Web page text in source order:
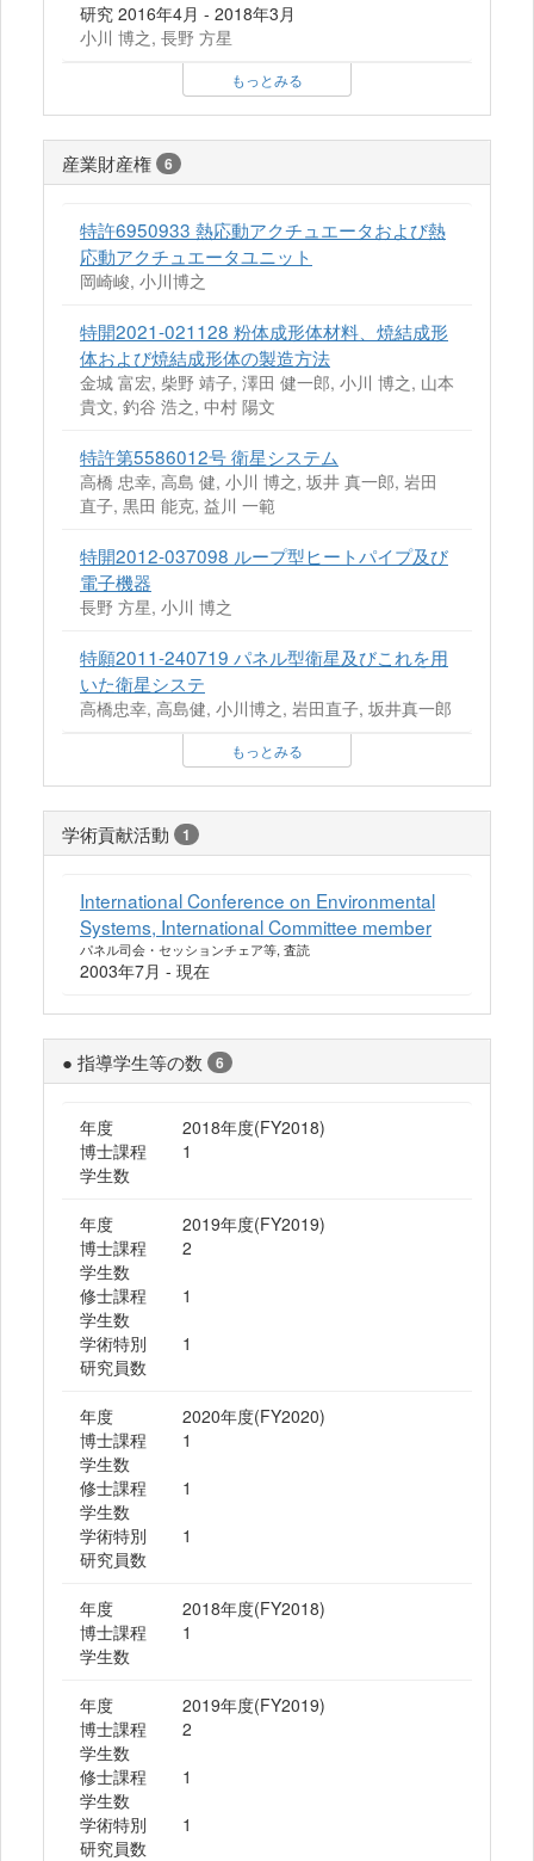
研究 2016年4月 - 2018年3月
小川 博之, 長野 方星
もっとみる
産業財産権 6
特許6950933 熱応動アクチュエータおよび熱
応動アクチュエータユニット
岡崎峻, 小川博之
特開2021-021128 粉体成形体材料、焼結成形
体および焼結成形体の製造方法
金城 富宏, 柴野 靖子, 澤田 健一郎, 小川 博之, 山本
貴文, 釣谷 浩之, 中村 陽文
特許第5586012号 衛星システム
高橋 忠幸, 高島 健, 小川 博之, 坂井 真一郎, 岩田
直子, 黒田 能克, 益川 一範
特開2012-037098 ループ型ヒートパイプ及び
電子機器
長野 方星, 小川 博之
特願2011-240719 パネル型衛星及びこれを用
いた衛星システ
高橋忠幸, 高島健, 小川博之, 岩田直子, 坂井真一郎
もっとみる
学術貢献活動 1
International Conference on Environmental
Systems, International Committee member
パネル司会・セッションチェア等, 査読
2003年7月 - 現在
● 指導学生等の数 6
年度
2018年度(FY2018)
博士課程
学生数
1
年度
2019年度(FY2019)
博士課程
学生数
2
修士課程
学生数
1
学術特別
研究員数
1
年度
2020年度(FY2020)
博士課程
学生数
1
修士課程
学生数
1
学術特別
研究員数
1
年度
2018年度(FY2018)
博士課程
学生数
1
年度
2019年度(FY2019)
博士課程
学生数
2
修士課程
学生数
1
学術特別
研究員数
1